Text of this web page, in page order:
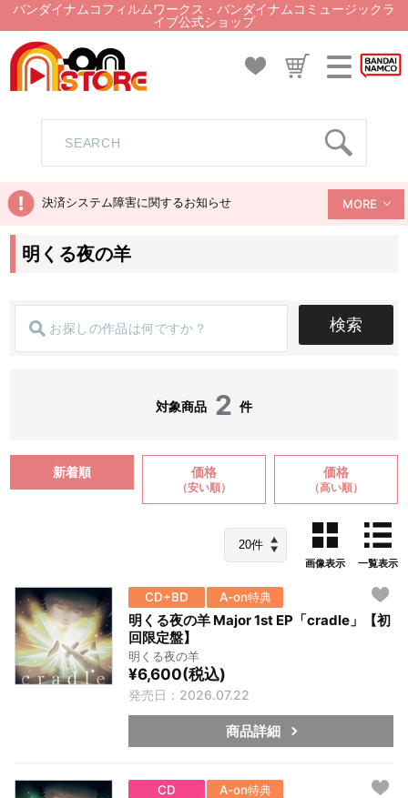
バンダイナムコフィルムワークス・バンダイナムコミュージックラ
イブ公式ショップ
決済システム障害に関するお知らせ MORE
明くる夜の羊
検索
対象商品 2 件
新着順 価格
（安い順）
価格
（高い順）
画像表示 一覧表示
CD+BD A-on特典
明くる夜の羊 Major 1st EP「cradle」【初
回限定盤】
明くる夜の羊
¥6,600(税込)
発売日：2026.07.22
商品詳細
CD A-on特典